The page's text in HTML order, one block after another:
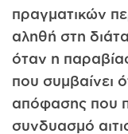
πραγματικών
αληθή στη
όταν η
που συμβαίνει
απόφασης που
συνδυασμό